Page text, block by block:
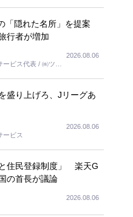
「隠れた名所」を提案
行者が増加
ビス代表 / ㈱ツー
2026.08.06
盛り上げろ、Jリーグあ
ービス
2026.08.06
住民登録制度」 楽天G
の首長が議論
2026.08.06